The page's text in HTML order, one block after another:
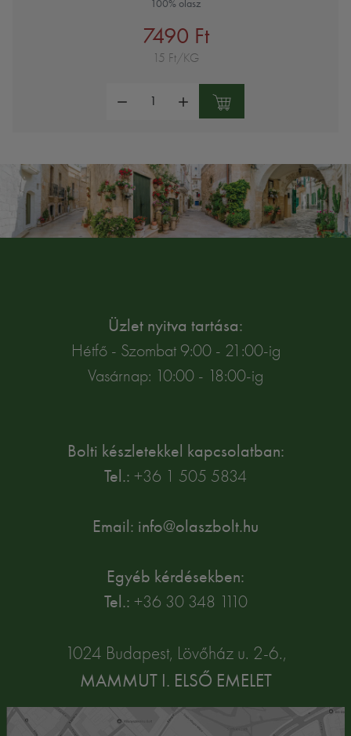
100% olasz
7490 Ft
15 Ft/KG
Üzlet nyitva tartása:
Hétfő - Szombat 9:00 - 21:00-ig
Vasárnap: 10:00 - 18:00-ig
Bolti készletekkel kapcsolatban:
Tel.: +36 1 505 5834
Email: info@olaszbolt.hu
Egyéb kérdésekben:
Tel.: +36 30 348 1110
1024 Budapest, Lövőház u. 2-6.,
MAMMUT I. ELSŐ EMELET